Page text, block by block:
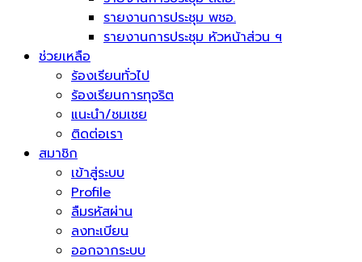
รายงานการประชุม พชอ.
รายงานการประชุม หัวหน้าส่วน ฯ
ช่วยเหลือ
ร้องเรียนทั่วไป
ร้องเรียนการทุจริต
แนะนำ/ชมเชย
ติดต่อเรา
สมาชิก
เข้าสู่ระบบ
Profile
ลืมรหัสผ่าน
ลงทะเบียน
ออกจากระบบ